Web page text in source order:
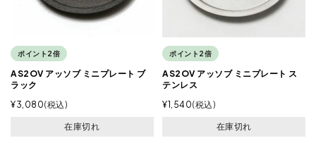
ポイント2倍
AS2OV アッソブ ミニプレート ブ
ラック
¥3,080 税込
在庫切れ
ポイント2倍
AS2OV アッソブ ミニプレート ス
テンレス
¥1,540 税込
在庫切れ